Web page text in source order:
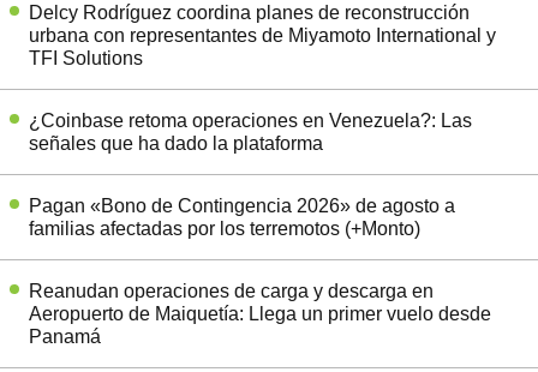
Delcy Rodríguez coordina planes de reconstrucción
urbana con representantes de Miyamoto International y
TFI Solutions
¿Coinbase retoma operaciones en Venezuela?: Las
señales que ha dado la plataforma
Pagan «Bono de Contingencia 2026» de agosto a
familias afectadas por los terremotos (+Monto)
Reanudan operaciones de carga y descarga en
Aeropuerto de Maiquetía: Llega un primer vuelo desde
Panamá